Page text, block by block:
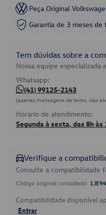
Peça Original
Garantia de 3 meses de
Tem dúvidas sobre a
Nossa equipe especializada
Whatsapp:
(41) 99125-2143
(apenas mensagens de texto, não
Horário de atendimento:
Segunda à sexta, das 8h às
Verifique a
Consulte a compatibilidade
Código original consultado:
Compatibilidade disponível
Entrar